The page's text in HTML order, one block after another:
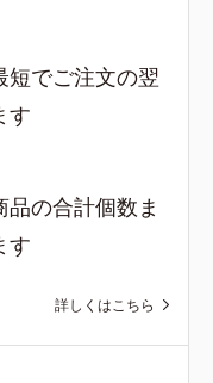
短でご注文の翌
す
の合計個数ま
す
詳しくはこちら